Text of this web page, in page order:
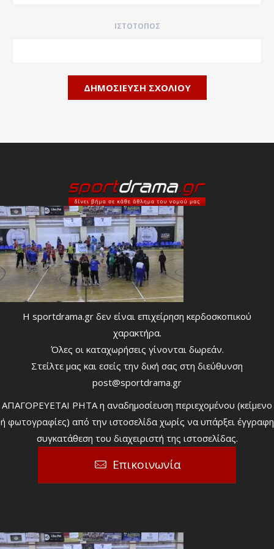
ΙΣΤΌΤΟΠΟΣ
Η sportdrama.gr δεν είναι επιχείρηση κερδοσκοπικού
χαρακτήρα.
Όλες οι καταχωρήσεις γίνονται δωρεάν.
Στείλτε μας και εσείς την δική σας στη διεύθυνση
post@sportdrama.gr
ΑΠΑΓΟΡΕΥΕΤΑΙ ΡΗΤΑ η αναδημοσίευση περιεχομένου (κείμενο
ή φωτογραφίες) από την ιστοσελίδα χωρίς να υπάρξει έγγραφη
συγκατάθεση του διαχειριστή της ιστοσελίδας.
Επικοινωνία